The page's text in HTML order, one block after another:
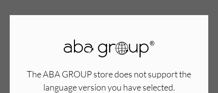
The ABA GROUP store does not support the
language version you have selected.